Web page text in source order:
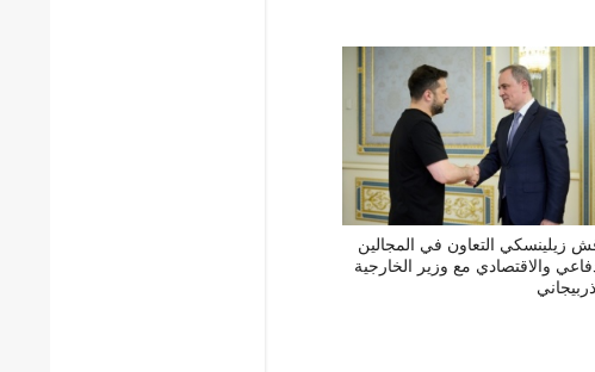
زيلينسكي التعاون في المجالين
والاقتصادي مع وزير الخارجية